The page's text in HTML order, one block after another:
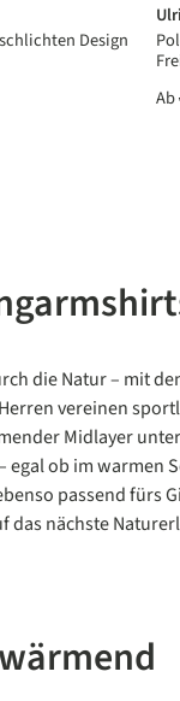
Design
Ab
die Natur – mit
vereinen
Midlayer
ob im
passend
das nächste